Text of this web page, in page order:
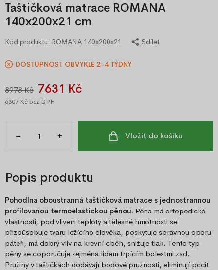
Taštičková matrace ROMANA
140x200x21 cm
Kód produktu: ROMANA 140x200x21 Sdílet
DOSTUPNOST OBVYKLE 2–4 TÝDNY
8978 Kč 7631 Kč
6307 Kč bez DPH
– + Vložit do košíku
Popis produktu
Pohodlná oboustranná taštičková matrace s jednostrannou
profilovanou termoelastickou pěnou. Pěna má ortopedické
vlastnosti, pod vlivem teploty a tělesné hmotnosti se
přizpůsobuje tvaru ležícího člověka, poskytuje správnou oporu
páteři, má dobrý vliv na krevní oběh, snižuje tlak. Tento typ
pěny se doporučuje zejména lidem trpícím bolestmi zad.
Pružiny v taštičkách dodávají bodové pružnosti, eliminují pocit